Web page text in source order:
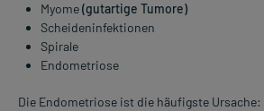
Myome(gutartige Tumore)
Scheideninfektionen
Spirale
Endometriose
Die Endometriose ist die häufigste